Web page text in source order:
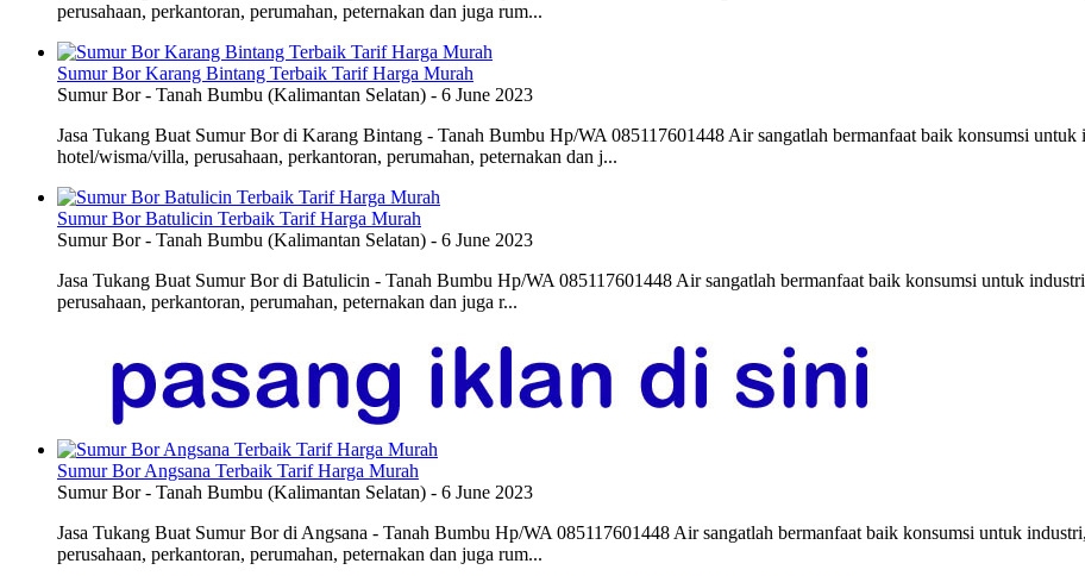
perusahaan, perkantoran, perumahan, peternakan dan juga rum...
Sumur Bor Karang Bintang Terbaik Tarif Harga Murah
Sumur Bor- Tanah Bumbu (Kalimantan Selatan) - 6 June 2023
Jasa Tukang Buat Sumur Bor di Karang Bintang - Tanah Bumbu Hp/WA 085117601448 Air sangatlah bermanfaat baik konsumsi untuk
hotel/wisma/villa, perusahaan, perkantoran, perumahan, peternakan dan j...
Sumur Bor Batulicin Terbaik Tarif Harga Murah
Sumur Bor- Tanah Bumbu (Kalimantan Selatan) - 6 June 2023
Jasa Tukang Buat Sumur Bor di Batulicin - Tanah Bumbu Hp/WA 085117601448 Air sangatlah bermanfaat baik konsumsi untuk
perusahaan, perkantoran, perumahan, peternakan dan juga r...
Sumur Bor Angsana Terbaik Tarif Harga Murah
Sumur Bor- Tanah Bumbu (Kalimantan Selatan) - 6 June 2023
Jasa Tukang Buat Sumur Bor di Angsana - Tanah Bumbu Hp/WA 085117601448 Air sangatlah bermanfaat baik konsumsi untuk
perusahaan, perkantoran, perumahan, peternakan dan juga rum...